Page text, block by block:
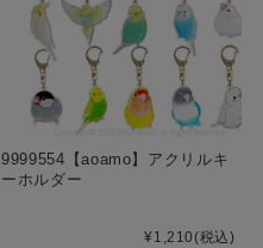
9999554【aoamo】アクリルキ
ーホルダー
¥1,210(税込)